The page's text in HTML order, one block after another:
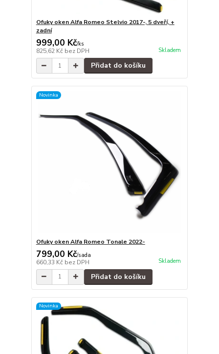
Ofuky oken Alfa Romeo Stelvio 2017-, 5 dveří, +
zadní
999,00 Kč/ks
825,62 Kč bez DPH Skladem
Přidat do košíku
Novinka
Ofuky oken Alfa Romeo Tonale 2022-
799,00 Kč/sada
660,33 Kč bez DPH Skladem
Přidat do košíku
Novinka